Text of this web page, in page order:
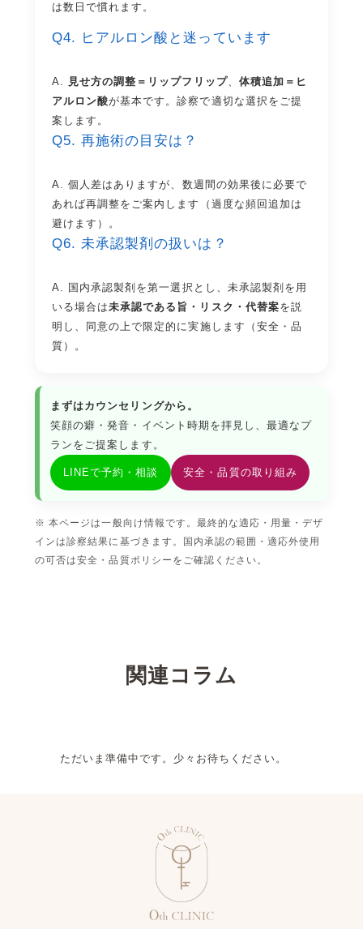
は数日で慣れます。
Q4. ヒアルロン酸と迷っています
A. 見せ方の調整＝リップフリップ、 体積追加＝ヒ
アルロン酸が基本です。診察で適切な選択をご提
案します。
Q5. 再施術の目安は？
A. 個人差はありますが、数週間の効果後に必要で
あれば再調整をご案内します（過度な頻回追加は
避けます）。
Q6. 未承認製剤の扱いは？
A. 国内承認製剤を第一選択とし、未承認製剤を用
いる場合は未承認である旨・リスク・代替案を説
明し、同意の上で限定的に実施します（ 安全・品
質 ）。
まずはカウンセリングから。
笑顔の癖・発音・イベント時期を拝見し、最適なプ
ランをご提案します。
LINEで予約・相談 安全・品質の取り組み
※ 本ページは一般向け情報です。最終的な適応・用量・デザ
インは診察結果に基づきます。国内承認の範囲・適応外使用
の可否は安全・品質ポリシー をご確認ください。
関連コラム
ただいま準備中です。少々お待ちください。